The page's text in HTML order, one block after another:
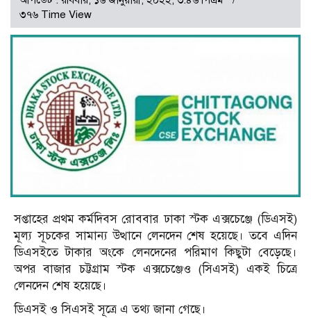
৩৭৬ Time View
সপ্তাহের প্রথম কর্মদিবস রোববার ঢাকা স্টক এক্সচেঞ্জে (ডিএসই)
মূল্য সূচকের সামান্য উত্থানে লেনদেন শেষ হয়েছে। তবে এদিন
ডিএসইতে টাকার অংকে লেনদেনের পরিমাণ কিছুটা বেড়েছে।
অপর বাজার চট্টগ্রাম স্টক এক্সচেঞ্জেও (সিএসই) একই চিত্রে
লেনদেন শেষ হয়েছে।
ডিএসই ও সিএসই সূত্রে এ তথ্য জানা গেছে।